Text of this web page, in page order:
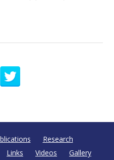
Research
Links Videos Gallery